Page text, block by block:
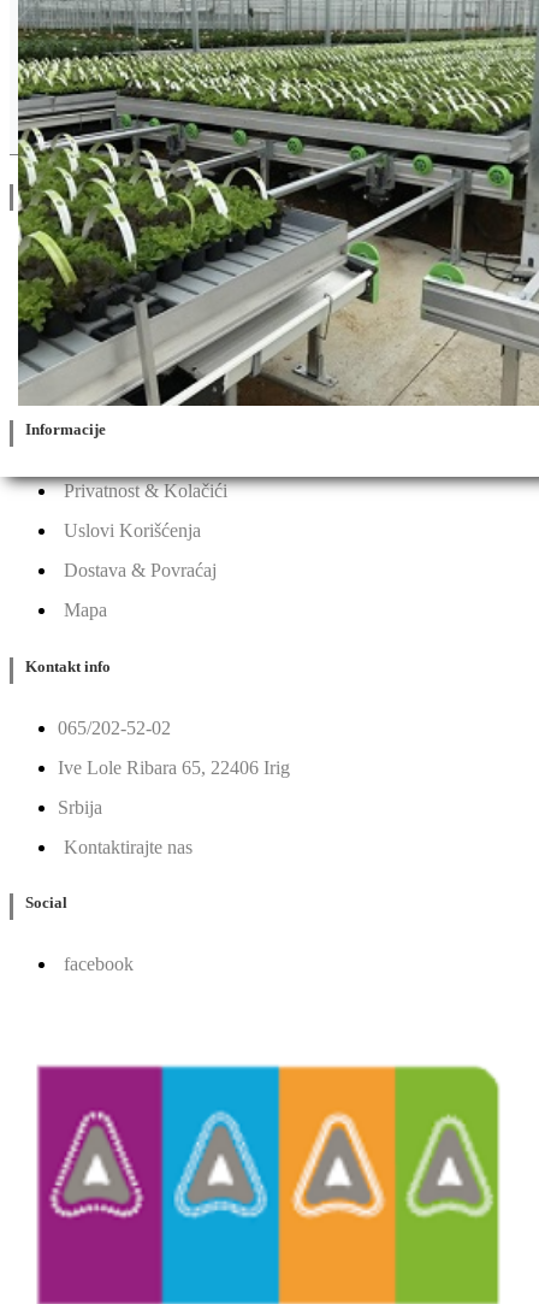
Drugi Proizvodi od Bejo zaden
Linkovi
O Nama
Katalozi
Blog
Projektovanje / Izgradnja
Informacije
Privatnost & Kolačići
Uslovi Korišćenja
Dostava & Povraćaj
Mapa
Kontakt info
065/202-52-02
Ive Lole Ribara 65, 22406 Irig
Srbija
Kontaktirajte nas
Social
facebook